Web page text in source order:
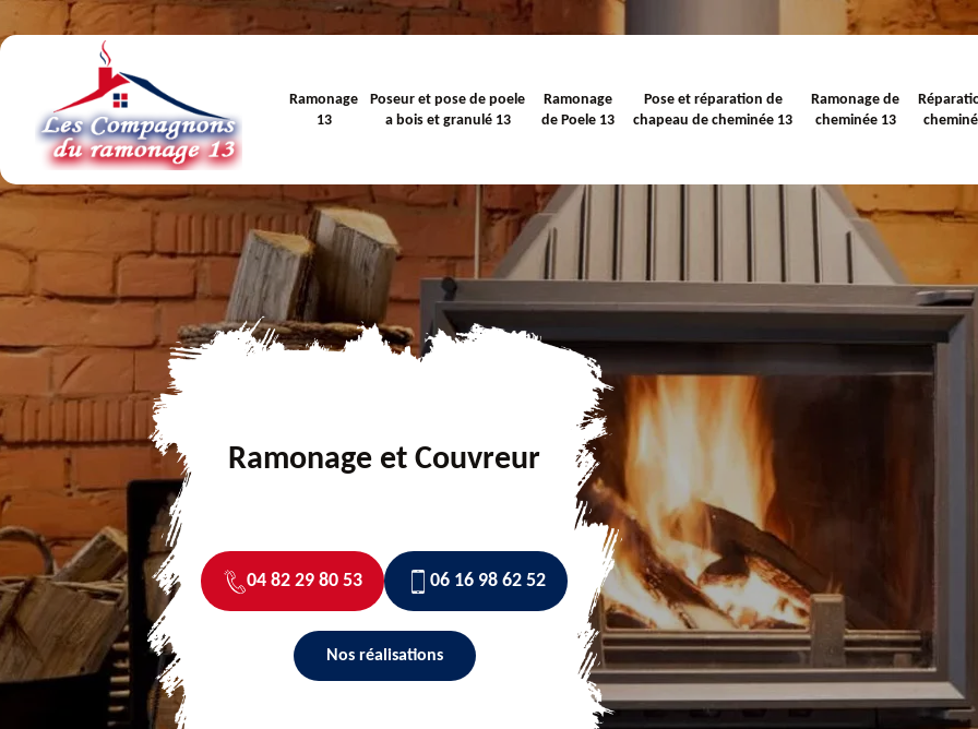
Ramonage
13
Poseur et pose de poele
a bois et granulé 13
Ramonage
de Poele 13
Pose et réparation de
chapeau de cheminée 13
Ramonage de
cheminée 13
Ramonage et Couvreur
04 82 29 80 53 06 16 98 62 52
Nos réalisations